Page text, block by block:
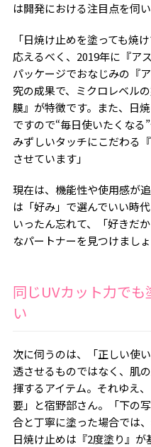
は開発における注目点を伺い
「日焼け止めを塗っても焼
応えるべく、2019年に『ア
パッケージでおなじみの『
究の成果で、ミクロレベル
膜』が特徴です。また、日
ですので“毎日使いたくなる
みずしいタッチにこだわる
させています」
現在は、機能性や使用感が
は「好み」で選んでいい時
いったん忘れて、「好きだ
なパートナーを見つけましょ
同じUVカット力で
い
次に伺うのは、「正しい使
透させるものではなく、肌
揮するアイテム。それゆえ
要」と宿野部さん。「下の
合と丁寧に塗った場合では
日焼け止めは『2度塗り』